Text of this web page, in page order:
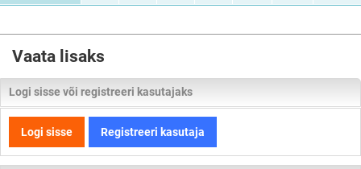
Vaata lisaks
Logi sisse või registreeri kasutajaks
Logi sisse Registreeri kasutaja